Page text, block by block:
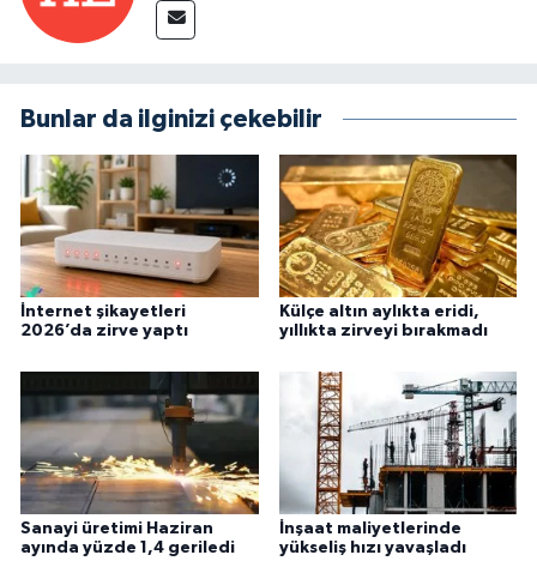
Bunlar da ilginizi çekebilir
İnternet şikayetleri
2026’da zirve yaptı
Külçe altın aylıkta eridi,
yıllıkta zirveyi bırakmadı
Sanayi üretimi Haziran
ayında yüzde 1,4 geriledi
İnşaat maliyetlerinde
yükseliş hızı yavaşladı